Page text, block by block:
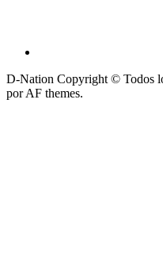
D-Nation Copyright © Todos
por AF themes.